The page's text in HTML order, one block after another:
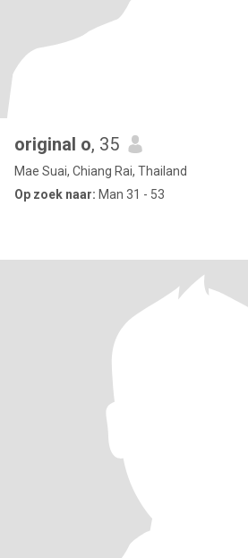
original o, 35
Mae Suai, Chiang Rai, Thailand
Op zoek naar: Man 31 - 53